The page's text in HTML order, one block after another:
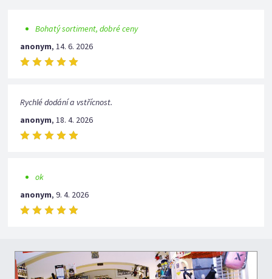
Bohatý sortiment, dobré ceny
anonym,14. 6. 2026
Rychlé dodání a vstřícnost.
anonym,18. 4. 2026
ok
anonym,9. 4. 2026